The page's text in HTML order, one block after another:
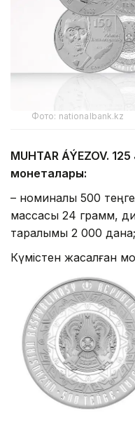
Фото: nationalbank.kz
MUHTAR ÁÝEZOV.
монеталары:
– номиналы 500
массасы 24 грамм,
таралымы 2 000 дана;
Күмістен жасалған